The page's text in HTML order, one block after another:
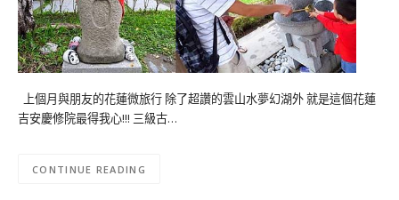
上個月與朋友的花蓮微旅行 除了超讚的雲山水夢幻湖外 就是這個花蓮
吉安慶修院最得我心!!! 三級古…
CONTINUE READING